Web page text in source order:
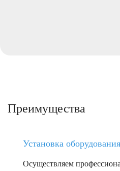
Преимущества
Установка оборудования
Осуществляем